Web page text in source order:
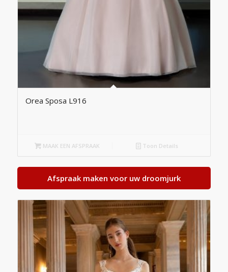
Orea Sposa L916
MAAK EEN AFSPRAAK Toon Details
Afspraak maken voor uw droomjurk